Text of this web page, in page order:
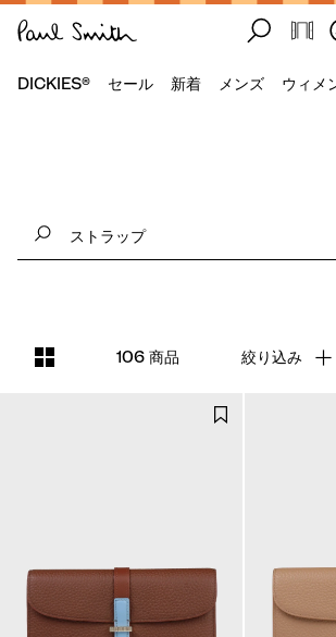
DICKIES® セール 新着 メンズ ウィメ
106 商品 絞り込み